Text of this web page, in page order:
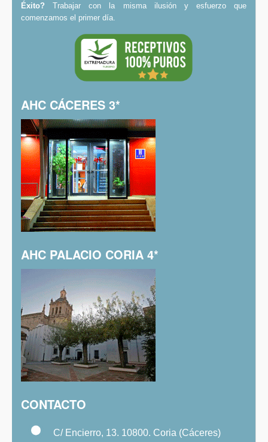
Éxito? Trabajar con la misma ilusión y esfuerzo que
comenzamos el primer día.
AHC CÁCERES 3*
AHC PALACIO CORIA 4*
CONTACTO
C/ Encierro, 13. 10800. Coria (Cáceres)